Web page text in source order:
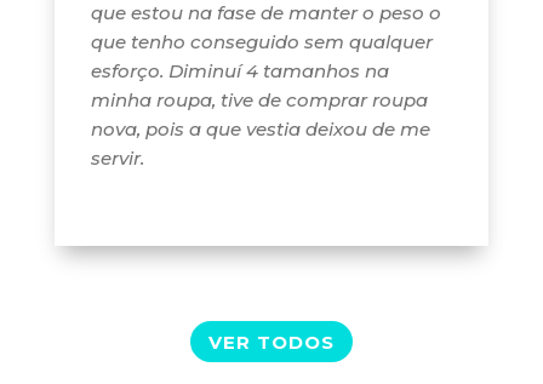
que estou na fase de manter o peso o
que tenho conseguido sem qualquer
esforço. Diminuí 4 tamanhos na
minha roupa, tive de comprar roupa
nova, pois a que vestia deixou de me
servir.
VER TODOS